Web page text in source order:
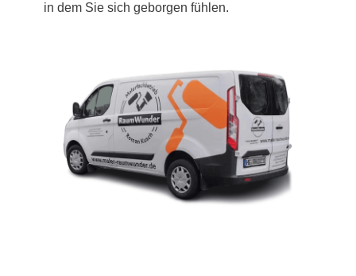
in dem Sie sich geborgen fühlen.